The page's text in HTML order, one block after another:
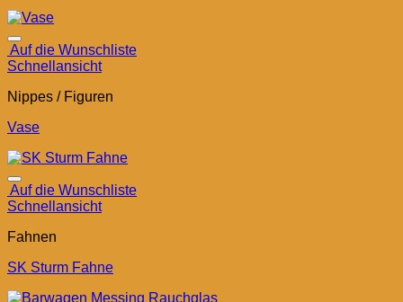
Auf die Wunschliste
Schnellansicht
Nippes / Figuren
Vase
Auf die Wunschliste
Schnellansicht
Fahnen
SK Sturm Fahne